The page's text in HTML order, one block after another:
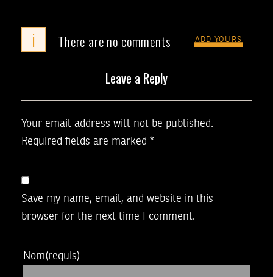
i There are no comments ADD YOURS
Leave a Reply
Your email address will not be published.
Required fields are marked *
Save my name, email, and website in this
browser for the next time I comment.
Nom(requis)